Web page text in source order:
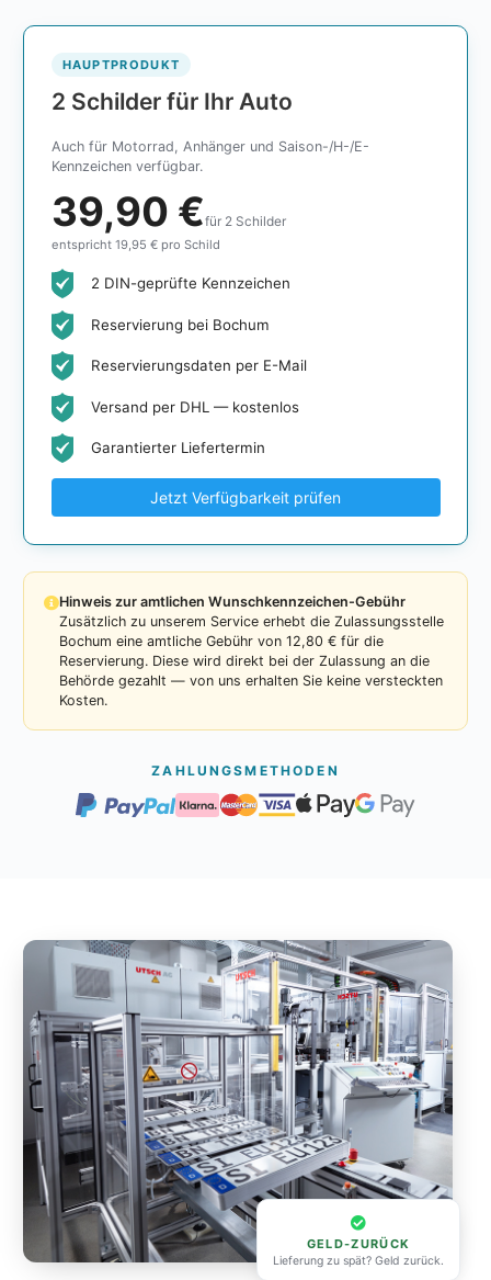
HAUPTPRODUKT
2 Schilder für Ihr Auto
Auch für Motorrad, Anhänger und Saison-/H-/E-
Kennzeichen verfügbar.
39,90 €für 2 Schilder
entspricht 19,95 € pro Schild
2 DIN-geprüfte Kennzeichen
Reservierung bei Bochum
Reservierungsdaten per E-Mail
Versand per DHL — kostenlos
Garantierter Liefertermin
Jetzt Verfügbarkeit prüfen
Hinweis zur amtlichen Wunschkennzeichen-Gebühr
Zusätzlich zu unserem Service erhebt die Zulassungsstelle
Bochum eine amtliche Gebühr von 12,80 € für die
Reservierung. Diese wird direkt bei der Zulassung an die
Behörde gezahlt — von uns erhalten Sie keine versteckten
Kosten.
ZAHLUNGSMETHODEN
GELD-ZURÜCK
Lieferung zu spät? Geld zurück.